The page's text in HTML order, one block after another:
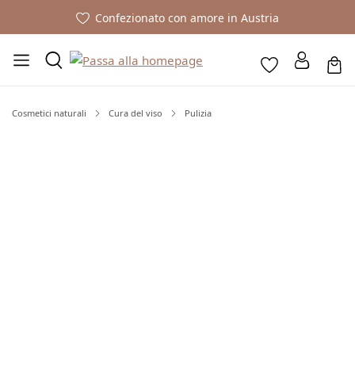
Confezionato con amore in Austria
Cosmetici naturali Cura del viso Pulizia